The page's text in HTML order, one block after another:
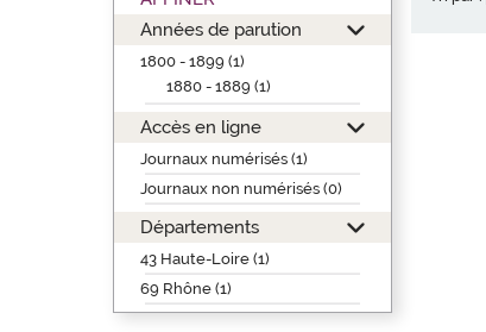
Années de parution
1800 - 1899 (1)
1880 - 1889 (1)
Accès en ligne
Journaux numérisés (1)
Journaux non numérisés (0)
Départements
43 Haute-Loire (1)
69 Rhône (1)